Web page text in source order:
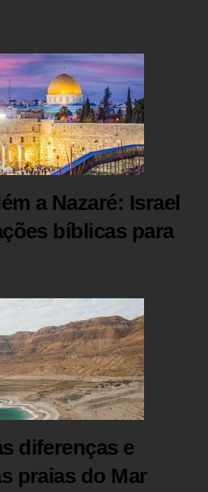
a Nazaré: Israel
bíblicas para
diferenças e
praias do Mar